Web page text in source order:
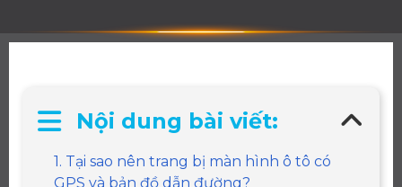
Nội dung bài viết:
1. Tại sao nên trang bị màn hình ô tô có
GPS và bản đồ dẫn đường?